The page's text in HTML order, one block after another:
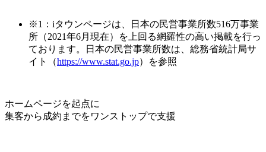
※1：iタウンページは、日本の民営事業所数516万事業
所（2021年6月現在）を上回る網羅性の高い掲載を行っ
ております。日本の民営事業所数は、総務省統計局サ
イト（https://www.stat.go.jp）を参照
ホームページを起点に
集客から成約までをワンストップで支援